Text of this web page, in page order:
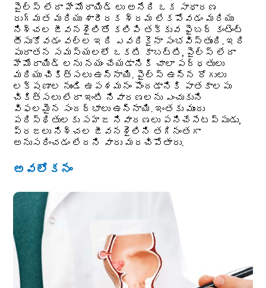
పైల్స్ లేదా హేమోరాయిడ్ లు అనేది ఒక సాధారణ
రుగ్మత మరియు శారీరక శ్రమ లేకపోవడం మరియు
నిశ్చల జీవనశైలితో కలిపి తక్కువ ఫైబర్ కంటెంట్
తీసుకోవడం వల్ల ఇది ఎవరికైనా సంభవిస్తుంది. ఇది
పురాతన సమస్యలలో ఒకటి కాబట్టి, పైల్స్ లేదా
హేమోరాయిడ్ లను నయం చేయడానికి చాలా పద్ధతులు
మరియు చికిత్సలు ఉన్నాయి. పైల్స్ ఉన్న రోగులు
లక్షణాల నుండి ఉపశమనం పొందడానికి పాతకాలపు
చికిత్సలు లేదా ఇంటి నివారణలను ఎంచుకుని
విఫలమైన సందర్భాలు ఉన్నాయి. ఇంతకు ముందు
పరిస్థితులకు సహజ నివారణలు పనిచేసేటప్పుడు,
ప్రజలు నిశ్చల జీవనశైలిని తగినంతగా
అనుసరించడం లేదని వారు మరచిపోతారు.
అవలోకనం